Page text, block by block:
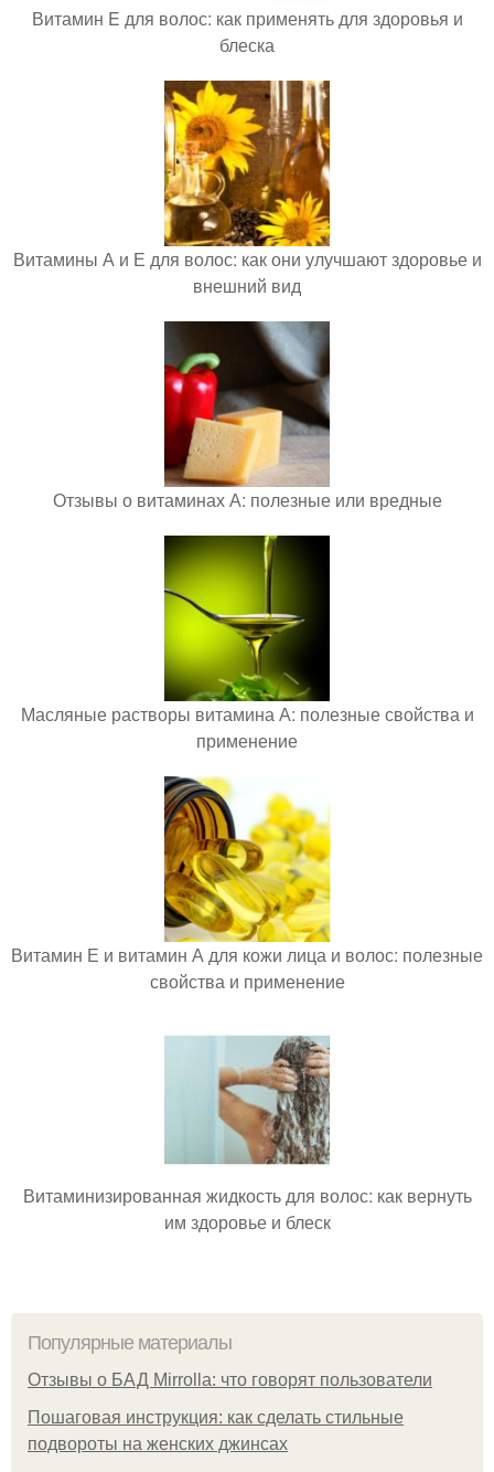
Витамин E для волос: как применять для здоровья и
блеска
Витамины А и Е для волос: как они улучшают здоровье и
внешний вид
Отзывы о витаминах А: полезные или вредные
Масляные растворы витамина А: полезные свойства и
применение
Витамин Е и витамин А для кожи лица и волос: полезные
свойства и применение
Витаминизированная жидкость для волос: как вернуть
им здоровье и блеск
Популярные материалы
Отзывы о БАД Mirrolla: что говорят пользователи
Пошаговая инструкция: как сделать стильные
подвороты на женских джинсах